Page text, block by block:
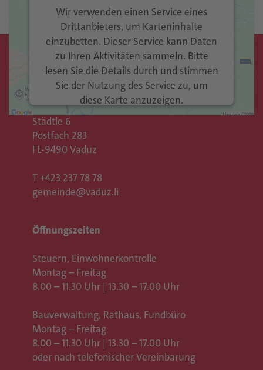
Management Platform &eRecht24
Wir verwenden einen Service eines
Drittanbieters, um Karteninhalte
einzubetten. Dieser Service kann Daten
zu Ihren Aktivitäten sammeln. Bitte
lesen Sie die Details durch und stimmen
Sie der Nutzung des Service zu, um
diese Karte anzuzeigen.
powered by
Management Platform
Kontakt
Gemeinde Vaduz
Rathaus
Städtle 6
Postfach 283
FL-9490 Vaduz
T +423 237 78 78
gemeinde@vaduz.li
Öffnungszeiten
Steuern, Einwohnerkontrolle
Montag – Freitag
8.00 – 11.30 Uhr | 13.30 – 17.00 Uhr
Bauverwaltung, Rathaus, Fundbüro
Montag – Freitag
8.00 – 11.30 Uhr | 13.30 – 17.00 Uhr
oder nach telefonischer Vereinbarung